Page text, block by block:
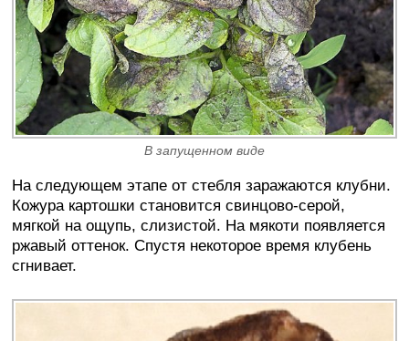
В запущенном виде
На следующем этапе от стебля заражаются клубни.
Кожура картошки становится свинцово-серой,
мягкой на ощупь, слизистой. На мякоти появляется
ржавый оттенок. Спустя некоторое время клубень
сгнивает.